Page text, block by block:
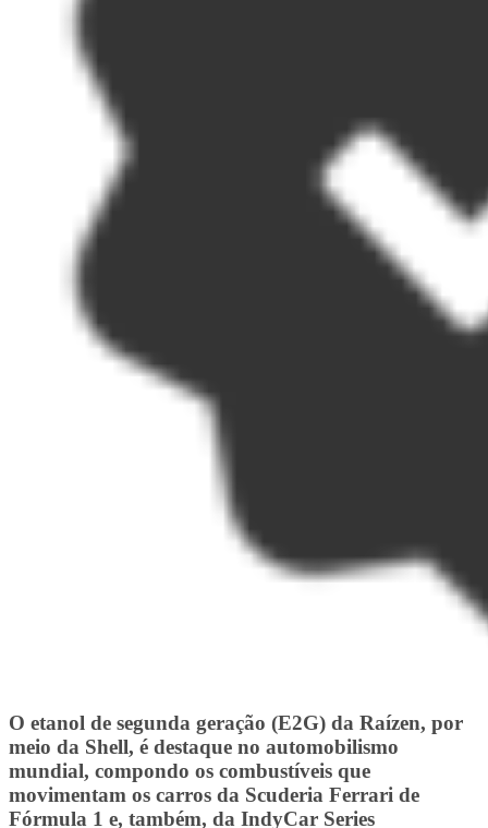
O etanol de segunda geração (E2G) da Raízen, por
meio da Shell, é destaque no automobilismo
mundial, compondo os combustíveis que
movimentam os carros da Scuderia Ferrari de
Fórmula 1 e, também, da IndyCar Series